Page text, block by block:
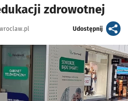
zdrowotnej
Udostępnijartykuł